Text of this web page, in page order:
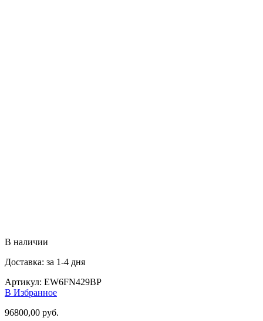
В наличии
Доставка: за 1-4 дня
Артикул: EW6FN429BP
В Избранное
96800,00 руб.